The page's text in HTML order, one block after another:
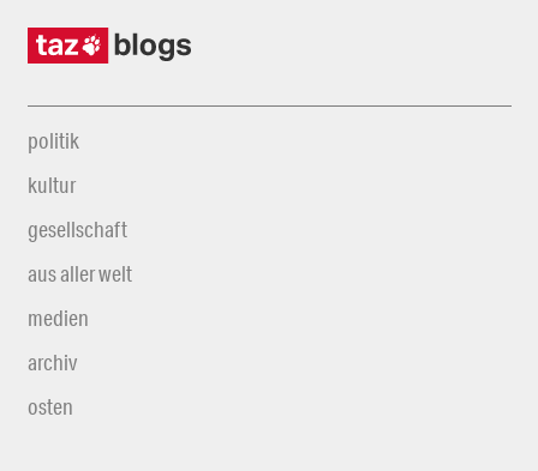
politik
kultur
gesellschaft
aus aller welt
medien
archiv
osten